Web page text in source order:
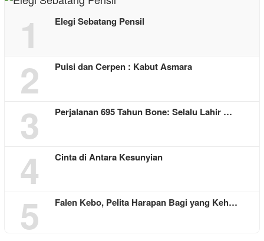
1 Elegi Sebatang Pensil
2 Puisi dan Cerpen : Kabut Asmara
3 Perjalanan 695 Tahun Bone: Selalu Lahir …
4 Cinta di Antara Kesunyian
5 Falen Kebo, Pelita Harapan Bagi yang Keh…